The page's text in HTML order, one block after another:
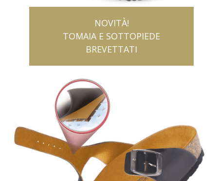
NOVITÀ!
TOMAIA E SOTTOPIEDE
BREVETTATI